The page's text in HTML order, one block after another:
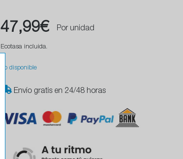
47,99€ Por unidad
Ecotasa incluida.
No disponible
Envío gratis en 24/48 horas